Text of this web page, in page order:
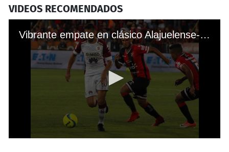
VIDEOS RECOMENDADOS
Vibrante empate en clásico Alajuelense-Saprissa y con tres goles hondureños